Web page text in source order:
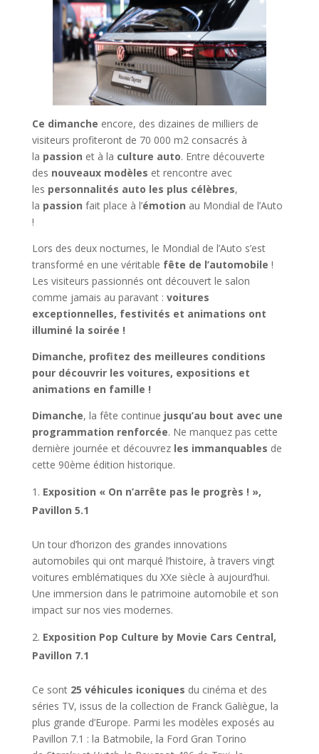
Ce dimanche encore, des dizaines de milliers de
visiteurs profiteront de 70 000 m2 consacrés à
la passion et à la culture auto. Entre découverte
des nouveaux modèles et rencontre avec
les personnalités auto les plus célèbres,
la passion fait place à l’émotion au Mondial de l’Auto
!
Lors des deux nocturnes, le Mondial de l’Auto s’est
transformé en une véritable fête de l’automobile !
Les visiteurs passionnés ont découvert le salon
comme jamais au paravant : voitures
exceptionnelles, festivités et animations ont
illuminé la soirée !
Dimanche, profitez des meilleures conditions
pour découvrir les voitures, expositions et
animations en famille !
Dimanche, la fête continue jusqu’au bout avec une
programmation renforcée. Ne manquez pas cette
dernière journée et découvrez les immanquables de
cette 90ème édition historique.
Exposition « On n’arrête pas le progrès ! »,
Pavillon 5.1
Un tour d’horizon des grandes innovations
automobiles qui ont marqué l’histoire, à travers vingt
voitures emblématiques du XXe siècle à aujourd’hui.
Une immersion dans le patrimoine automobile et son
impact sur nos vies modernes.
Exposition Pop Culture by Movie Cars Central,
Pavillon 7.1
Ce sont 25 véhicules iconiques du cinéma et des
séries TV, issus de la collection de Franck Galiègue, la
plus grande d’Europe. Parmi les modèles exposés au
Pavillon 7.1 : la Batmobile, la Ford Gran Torino